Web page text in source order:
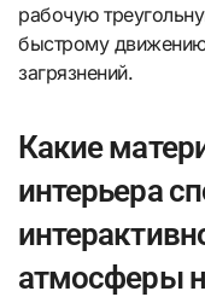
рабочую
быстрому
загрязнений.
Какие
интерьера
атмосферы